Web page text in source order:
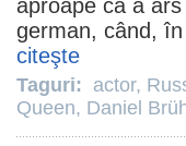
aproape că a
german, când,
citeşte
Taguri: actor,
Queen, Daniel